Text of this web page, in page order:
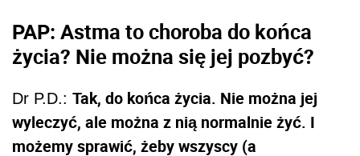
PAP: Astma to choroba do końca
życia? Nie można się jej pozbyć?
Dr P.D.: Tak, do końca życia. Nie można jej
wyleczyć, ale można z nią normalnie żyć. I
możemy sprawić, żeby wszyscy (a